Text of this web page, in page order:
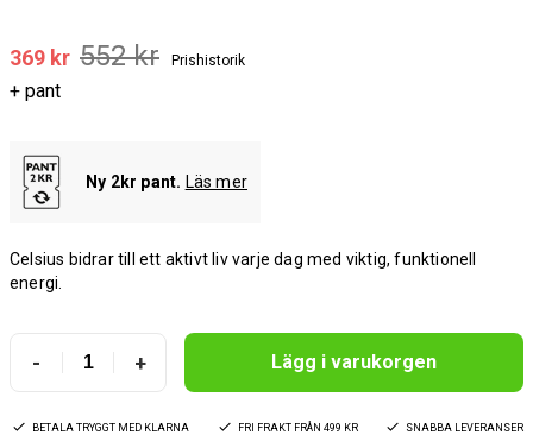
369 kr 552 kr Prishistorik
+ pant
Ny 2kr pant. Läs mer
Celsius bidrar till ett aktivt liv varje dag med viktig, funktionell
energi.
- + Lägg i varukorgen
BETALA TRYGGT MED KLARNA FRI FRAKT FRÅN 499 KR SNABBA LEVERANSER